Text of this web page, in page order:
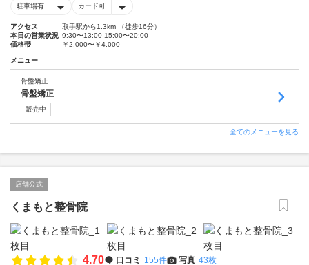
駐車場有 カード可
アクセス
取手駅から1.3km （徒歩16分）
本日の営業状況 9:30〜13:00 15:00〜20:00
価格帯
￥2,000〜￥4,000
メニュー
骨盤矯正
骨盤矯正
販売中
全てのメニューを見る
店舗公式
くまもと整骨院
4.70 口コミ 155件 写真 43枚